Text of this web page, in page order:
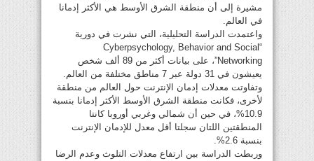
مشيرة إلى أن منطقة الشرق الأوسط هي الأكثر إدمانا
في العالم.
واعتمدت الدراسة التحليلية، التي نشرت في دورية
“Cyberpsychology, Behavior and Social
Networking”، على بيانات أكثر من 89 ألف شخص
يعيشون في 31 دولة عبر 7 مناطق مختلفة من العالم.
وتفاوتت معدلات إدمان الإنترنت حول العالم من منطقة
لأخرى، فكانت منطقة الشرق الأوسط الأكثر إدمانا بنسبة
10.9%، في حين أن شمالي وغربي أوروبا كانتا
المنطقتين اللتان سجلتا أقل معدل للإدمان الإنترنت
بنسبة 2.6%.
وربطت الدراسة بين ارتفاع معدلات التلوث وعدم الرضا